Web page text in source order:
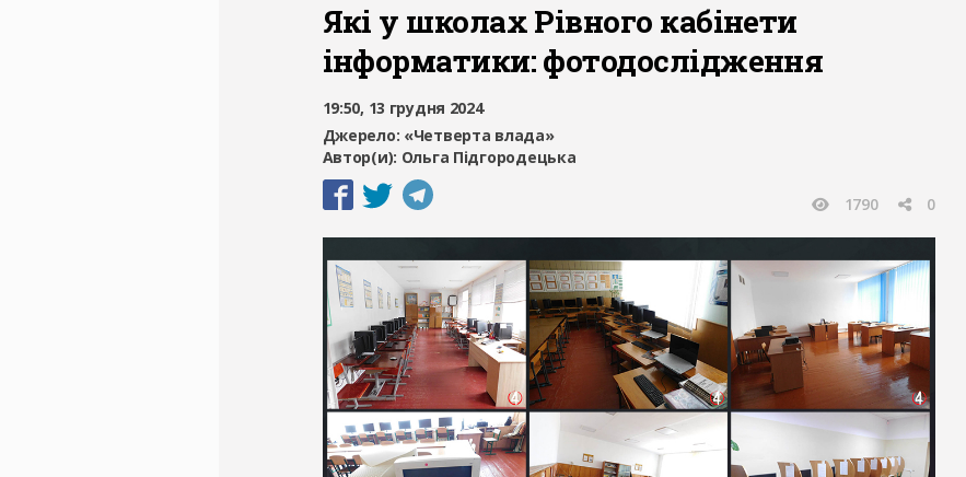
Які у школах Рівного кабінети
інформатики: фотодослідження
19:50, 13 грудня 2024
Джерело: «Четверта влада»
Автор(и): Ольга Підгородецька
1790 0